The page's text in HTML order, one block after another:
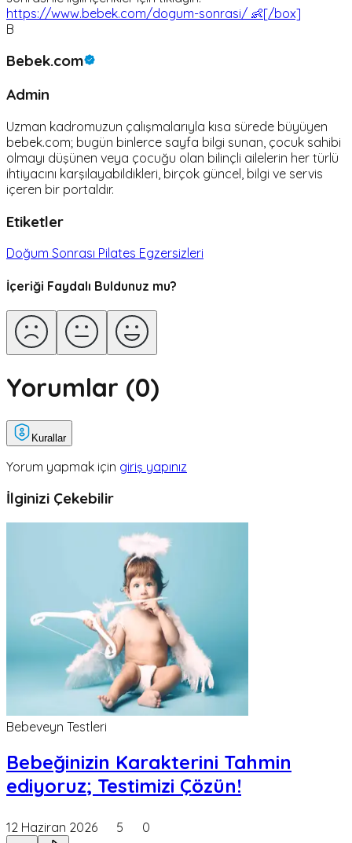
https://www.bebek.com/dogum-sonrasi/ 👶[/box]
B
Bebek.com
Admin
Uzman kadromuzun çalışmalarıyla kısa sürede büyüyen
bebek.com; bugün binlerce sayfa bilgi sunan, çocuk sahibi
olmayı düşünen veya çocuğu olan bilinçli ailelerin her türlü
ihtiyacını karşılayabildikleri, birçok güncel, bilgi ve servis
içeren bir portaldır.
Etiketler
Doğum Sonrası Pilates Egzersizleri
İçeriği Faydalı Buldunuz mu?
Yorumlar (0)
Kurallar
Yorum yapmak için giriş yapınız
İlginizi Çekebilir
Bebeveyn Testleri
Bebeğinizin Karakterini Tahmin
ediyoruz; Testimizi Çözün!
12 Haziran 2026 5 0